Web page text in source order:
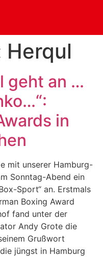
Herqul
geht an …
in
mit unserer Hamburg-
Sonntag-Abend ein
Sport“ an. Erstmals
Boxing Award
fand unter der
Andy Grote die
Grußwort
jüngst in Hamburg